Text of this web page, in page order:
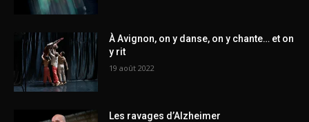
À Avignon, on y danse, on y chante… et on
y rit
19 août 2022
Les ravages d’Alzheimer